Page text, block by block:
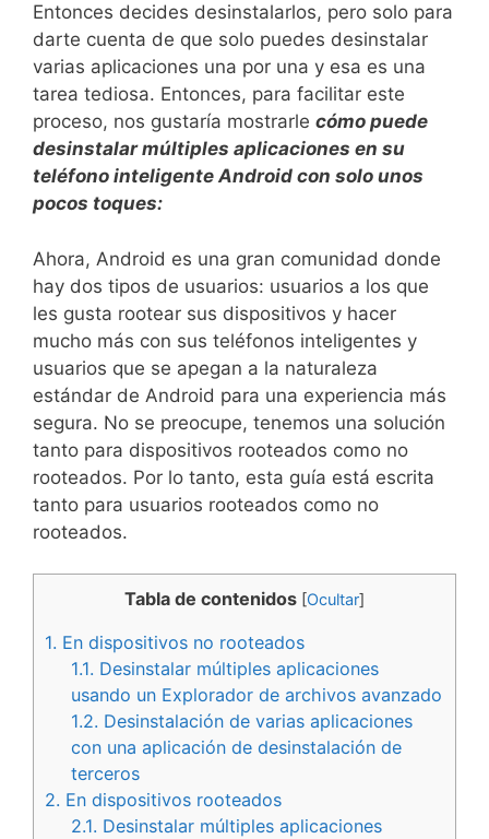
Entonces decides desinstalarlos, pero solo para
darte cuenta de que solo puedes desinstalar
varias aplicaciones una por una y esa es una
tarea tediosa. Entonces, para facilitar este
proceso, nos gustaría mostrarle cómo puede
desinstalar múltiples aplicaciones en su
teléfono inteligente Android con solo unos
pocos toques:
Ahora, Android es una gran comunidad donde
hay dos tipos de usuarios: usuarios a los que
les gusta rootear sus dispositivos y hacer
mucho más con sus teléfonos inteligentes y
usuarios que se apegan a la naturaleza
estándar de Android para una experiencia más
segura. No se preocupe, tenemos una solución
tanto para dispositivos rooteados como no
rooteados. Por lo tanto, esta guía está escrita
tanto para usuarios rooteados como no
rooteados.
Tabla de contenidos [Ocultar]
1. En dispositivos no rooteados
1.1. Desinstalar múltiples aplicaciones
usando un Explorador de archivos avanzado
1.2. Desinstalación de varias aplicaciones
con una aplicación de desinstalación de
terceros
2. En dispositivos rooteados
2.1. Desinstalar múltiples aplicaciones